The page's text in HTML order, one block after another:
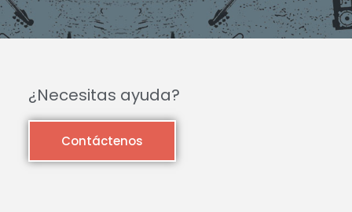
¿Necesitas ayuda?
Contáctenos